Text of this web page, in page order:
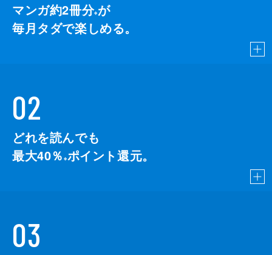
マンガ約2冊分※が
毎月タダで楽しめる。
02
どれを読んでも
最大40％ ※ポイント還元。
03